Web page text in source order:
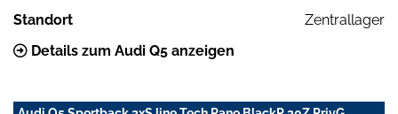
Standort
Zentrallager
Details zum Audi Q5 anzeigen